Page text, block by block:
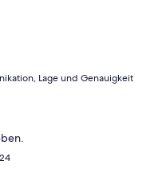
Lage und Genauigkeit